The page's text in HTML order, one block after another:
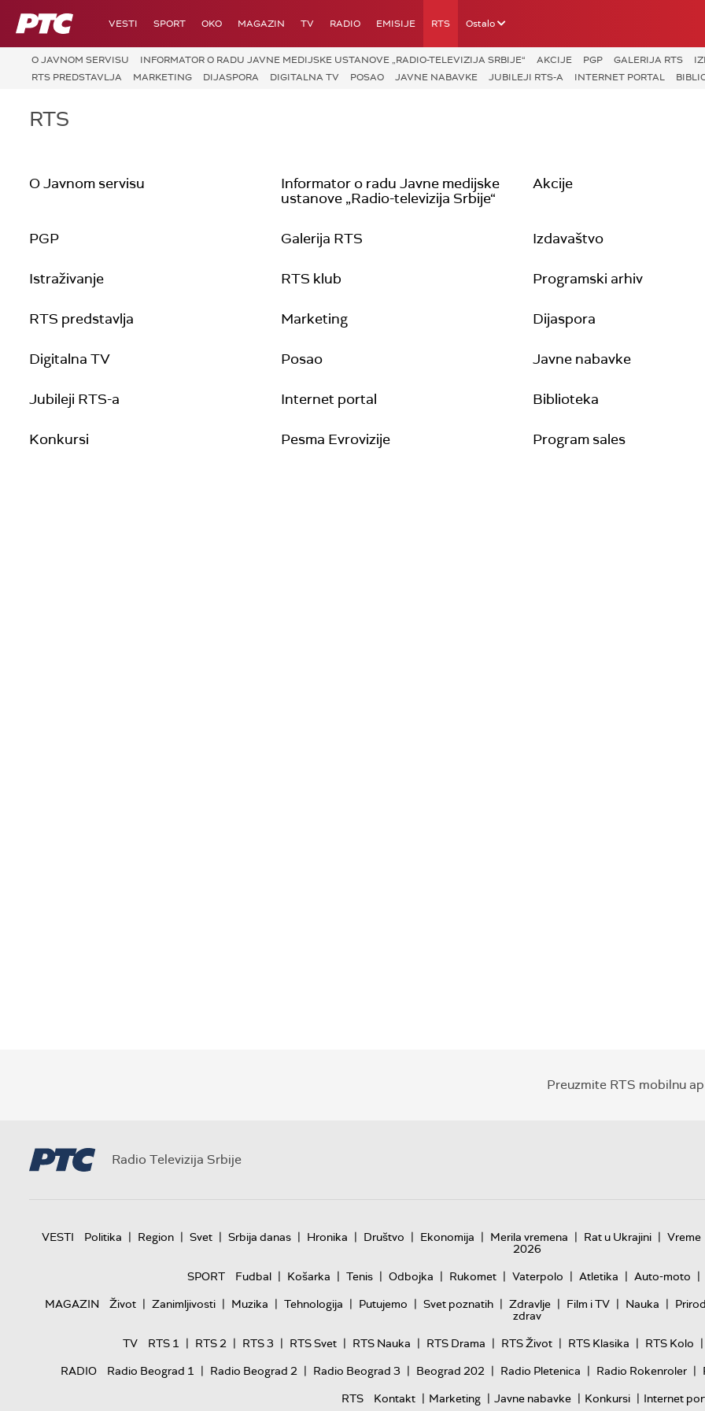
RTS VESTI SPORT OKO MAGAZIN TV RADIO EMISIJE RTS Ostalo
O JAVNOM SERVISU INFORMATOR O RADU JAVNE MEDIJSKE USTANOVE „RADIO-TELEVIZIJA SRBIJE“ AKCIJE PGP GALERIJA RTS
RTS PREDSTAVLJA
MARKETING DIJASPORA DIGITALNA TV POSAO JAVNE NABAVKE JUBILEJI RTS-A INTERNET PORTAL
RTS
O Javnom servisu Informator o radu Javne medijske
ustanove „Radio-televizija Srbije“
Akcije
PGP Galerija RTS Izdavaštvo
Istraživanje RTS klub Programski arhiv
RTS predstavlja Marketing Dijaspora
Digitalna TV Posao Javne nabavke
Jubileji RTS-a Internet portal Biblioteka
Konkursi Pesma Evrovizije Program sales
Preuzmite RTS mobilnu
Radio Televizija Srbije
VESTI Politika | Region | Svet | Srbija danas | Hronika | Društvo | Ekonomija | Merila vremena | Rat u Ukrajini | Vreme
2026
SPORT
Fudbal | Košarka | Tenis | Odbojka | Rukomet | Vaterpolo | Atletika | Auto-moto |
MAGAZIN Život | Zanimljivosti | Muzika | Tehnologija | Putujemo | Svet poznatih | Zdravlje | Film i TV | Nauka |
zdrav
TV
RTS 1 | RTS 2 | RTS 3 | RTS Svet | RTS Nauka | RTS Drama | RTS Život | RTS Klasika | RTS Kolo |
RADIO Radio Beograd 1 | Radio Beograd 2 | Radio Beograd 3 | Beograd 202 | Radio Pletenica | Radio Rokenroler |
RTS
Kontakt | Marketing | Javne nabavke | Konkursi | Internet